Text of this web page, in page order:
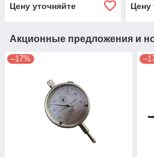
Цену уточняйте
Цену
Акционные предложения и
–17%